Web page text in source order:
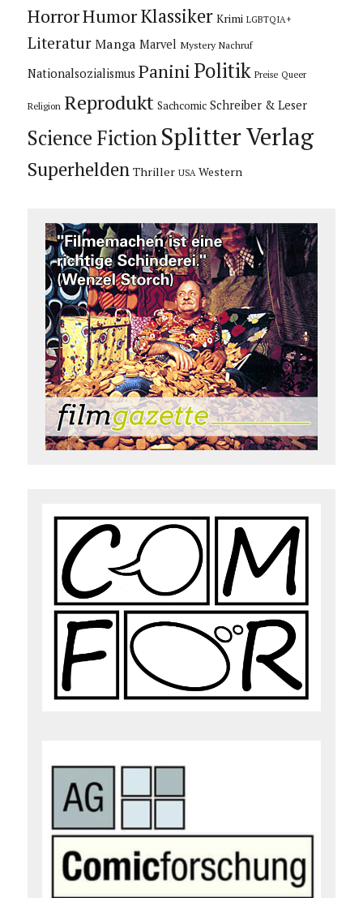
HorrorHumorKlassiker Krimi LGBTQIA+
Literatur Manga Marvel Mystery Nachruf
Nationalsozialismus Panini Politik Preise Queer
Religion Reprodukt Sachcomic Schreiber & Leser
Science Fiction Splitter Verlag
Superhelden Thriller USA Western